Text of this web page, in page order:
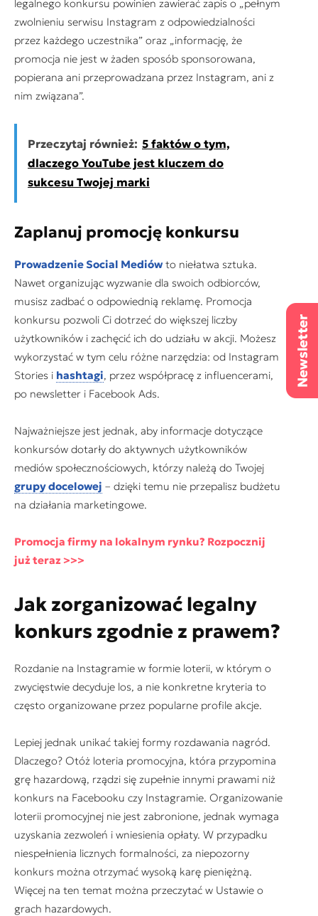
legalnego konkursu powinien zawierać zapis o „pełnym
zwolnieniu serwisu Instagram z odpowiedzialności
przez każdego uczestnika” oraz „informację, że
promocja nie jest w żaden sposób sponsorowana,
popierana ani przeprowadzana przez Instagram, ani z
nim związana”.
Przeczytaj również: 5 faktów o tym,
dlaczego YouTube jest kluczem do
sukcesu Twojej marki
Zaplanuj promocję konkursu
Prowadzenie Social Mediówto niełatwa sztuka.
Nawet organizując wyzwanie dla swoich odbiorców,
musisz zadbać o odpowiednią reklamę. Promocja
konkursu pozwoli Ci dotrzeć do większej liczby
użytkowników i zachęcić ich do udziału w akcji. Możesz
wykorzystać w tym celu różne narzędzia: od Instagram
Stories i hashtagi, przez współpracę z influencerami,
po newsletter i Facebook Ads.
Najważniejsze jest jednak, aby informacje dotyczące
konkursów dotarły do aktywnych użytkowników
mediów społecznościowych, którzy należą do Twojej
grupy docelowej – dzięki temu nie przepalisz budżetu
na działania marketingowe.
Promocja firmy na lokalnym rynku? Rozpocznij
już teraz >>>
Jak zorganizować legalny
konkurs zgodnie z prawem?
Rozdanie na Instagramie w formie loterii, w którym o
zwycięstwie decyduje los, a nie konkretne kryteria to
często organizowane przez popularne profile akcje.
Lepiej jednak unikać takiej formy rozdawania nagród.
Dlaczego? Otóż loteria promocyjna, która przypomina
grę hazardową, rządzi się zupełnie innymi prawami niż
konkurs na Facebooku czy Instagramie. Organizowanie
loterii promocyjnej nie jest zabronione, jednak wymaga
uzyskania zezwoleń i wniesienia opłaty. W przypadku
niespełnienia licznych formalności, za niepozorny
konkurs można otrzymać wysoką karę pieniężną.
Więcej na ten temat można przeczytać w Ustawie o
grach hazardowych.